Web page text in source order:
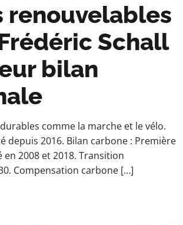
renouvelables
Schall
bilan
comme la marche et le vélo.
depuis 2016. Bilan carbone : Première
2008 et 2018. Transition
Compensation carbone […]